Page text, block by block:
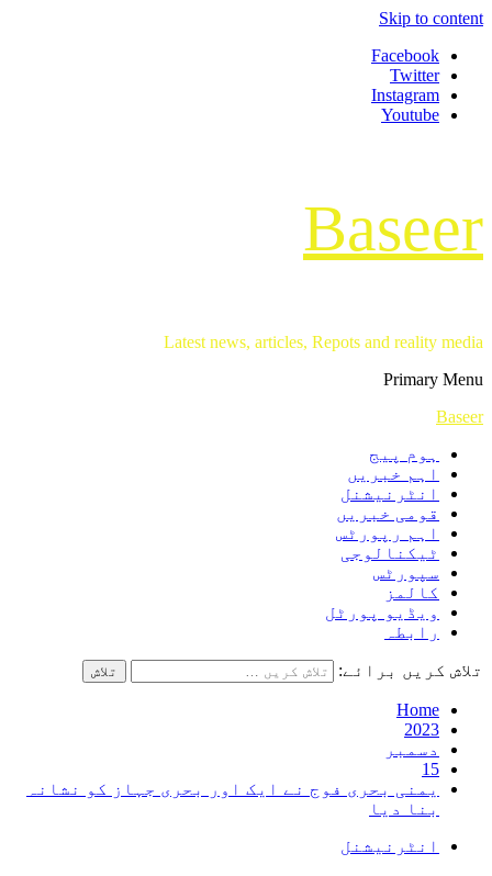
Skip to content
Facebook
Twitter
Instagram
Youtube
Baseer
Latest news, articles, Repots and reality media
Primary Menu
Baseer
ہوم پیج
اہم خبریں
انٹرنیشنل
قومی خبریں
اہم رپورٹس
ٹیکنالوجی
سپورٹس
کالمز
ویڈیو پورٹل
رابطہ
تلاش کریں برائے:
Home
2023
دسمبر
15
یمنی بحری فوج نے ایک اور بحری جہاز کو نشانہ
بنا دیا
انٹرنیشنل